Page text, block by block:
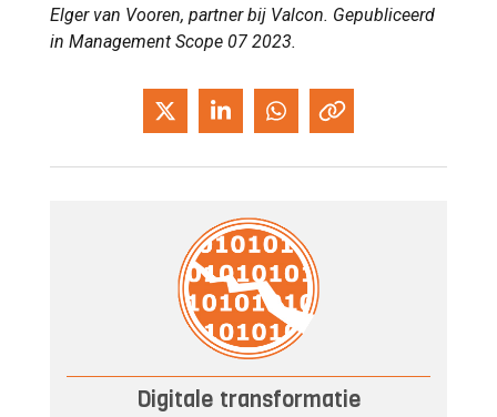
Elger van Vooren, partner bij Valcon. Gepubliceerd
in Management Scope 07 2023.
Digitale transformatie